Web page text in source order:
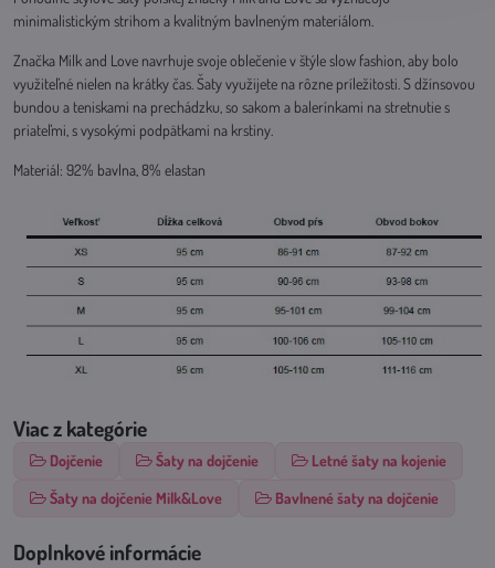
minimalistickým strihom a kvalitným bavlneným materiálom.
Značka Milk and Love navrhuje svoje oblečenie v štýle slow fashion, aby bolo
využiteľné nielen na krátky čas. Šaty využijete na rôzne príležitosti. S džínsovou
bundou a teniskami na prechádzku, so sakom a balerínkami na stretnutie s
priateľmi, s vysokými podpätkami na krstiny.
Materiál: 92% bavlna, 8% elastan
Viac z kategórie
Dojčenie Šaty na dojčenie
Letné šaty na kojenie
Šaty na dojčenie Milk&Love
Bavlnené šaty na dojčenie
Doplnkové informácie